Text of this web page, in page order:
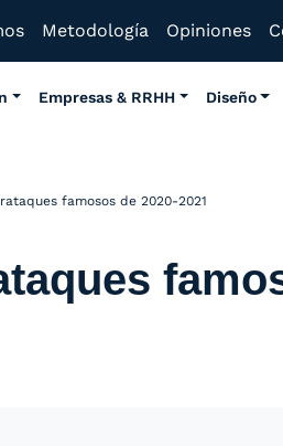
Metodología Opiniones
Empresas & RRHH Diseño
famosos de 2020-2021